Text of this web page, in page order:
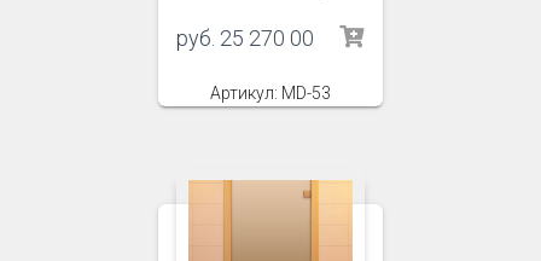
руб. 25 270 00
Артикул: MD-53